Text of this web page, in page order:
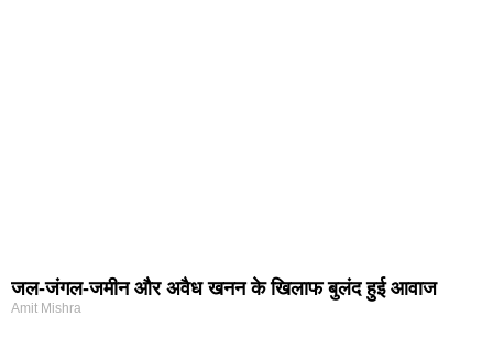
जल-जंगल-जमीन और अवैध खनन के खिलाफ बुलंद हुई आवाज
Amit Mishra